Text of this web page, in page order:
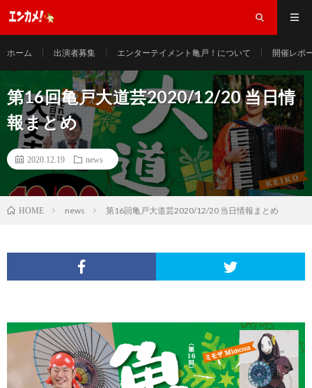
ホーム 出演者募集 エンターテイメント亀戸！について 開催レポ
第16回亀戸大道芸2020/12/20 当日情
報まとめ
2020.12.19 news
HOME news 第16回亀戸大道芸2020/12/20 当日情報まとめ